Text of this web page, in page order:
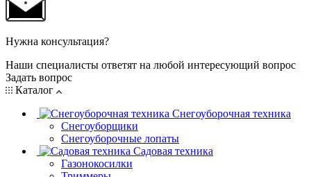
Нужна консультация?
Наши специалисты ответят на любой интересующий вопрос
Задать вопрос
Каталог
Снегоуборочная техника
Снегоуборщики
Снегоуборочные лопаты
Садовая техника
Газонокосилки